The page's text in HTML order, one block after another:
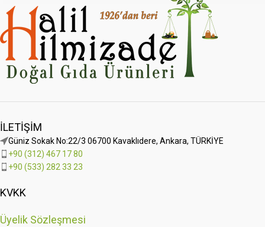
İLETIŞIM
Güniz Sokak No:22/3 06700 Kavaklıdere, Ankara, TÜRKİYE
+90 (312) 467 17 80
+90 (533) 282 33 23
KVKK
Üyelik Sözleşmesi